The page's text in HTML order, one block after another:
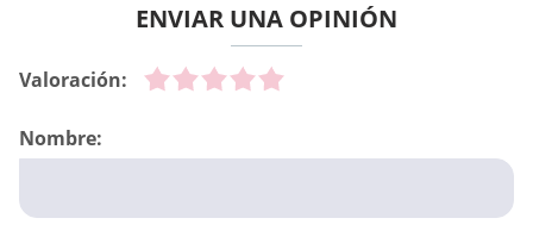
ENVIAR UNA OPINIÓN
Valoración:
Nombre: